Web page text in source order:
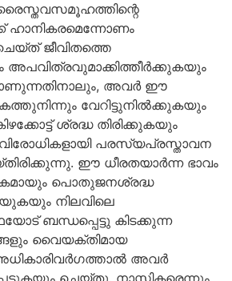
ഹാനികരമെന്നോണം
ജീവിതത്തെ
അവര്‍ ഈ
വേറിട്ടുനില്‍ക്കുകയും
ശ്രദ്ധ തിരിക്കുകയും
പരസ്യപ്രസ്താവന
ഈ ധീരതയാര്‍ന്ന ഭാവം
പൊതുജനശ്രദ്ധ
നിലവിലെ
ബന്ധപ്പെട്ടു കിടക്കുന്ന
വൈയക്തിമായ
അവര്‍